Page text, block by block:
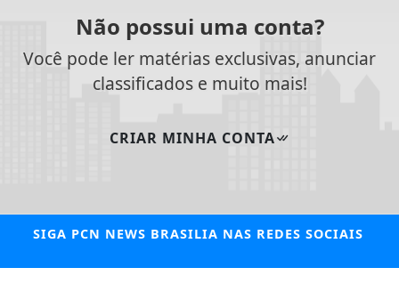
Não possui uma conta?
Você pode ler matérias exclusivas, anunciar
classificados e muito mais!
CRIAR MINHA CONTA
SIGA PCN NEWS BRASILIA NAS REDES SOCIAIS